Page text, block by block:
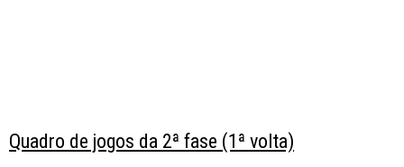
Quadro de jogos da 2ª fase (1ª volta)